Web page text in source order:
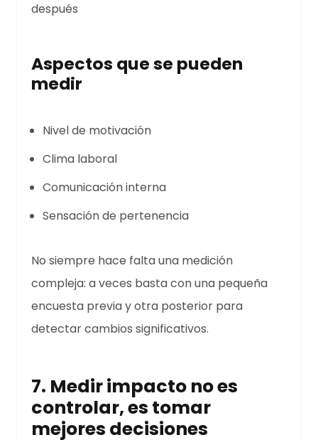
después
Aspectos que se pueden
medir
Nivel de motivación
Clima laboral
Comunicación interna
Sensación de pertenencia
No siempre hace falta una medición
compleja: a veces basta con una pequeña
encuesta previa y otra posterior para
detectar cambios significativos.
7. Medir impacto no es
controlar, es tomar
mejores decisiones